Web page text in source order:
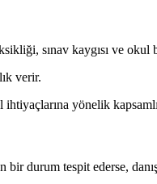
sınav kaygısı ve okul
verir.
yönelik
bir durum tespit ederse,